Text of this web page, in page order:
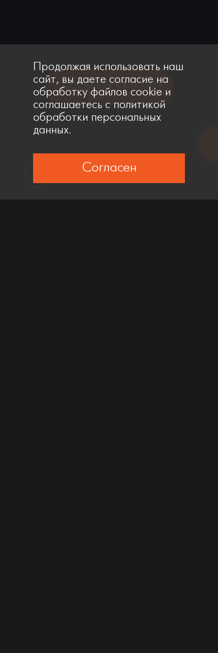
ПОДОБРАТЬ КВАРТИРУ
Продолжая использовать наш
сайт, вы даете согласие на
обработку файлов cookie и
соглашаетесь с политикой
обработки персональных
данных.
Согласен